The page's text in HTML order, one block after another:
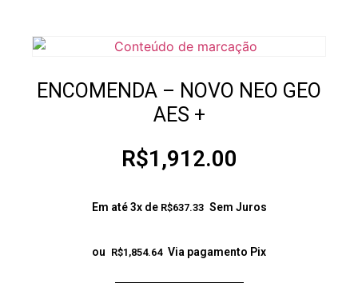
ENCOMENDA – NOVO NEO GEO
AES +
R$1,912.00
Em até 3x de R$637.33 Sem Juros
ou R$1,854.64 Via pagamento Pix